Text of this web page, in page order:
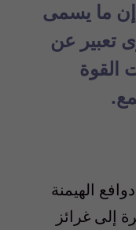
إن ما يسمى
تعبير عن
القوة
الهيمنة
إلى غرائز